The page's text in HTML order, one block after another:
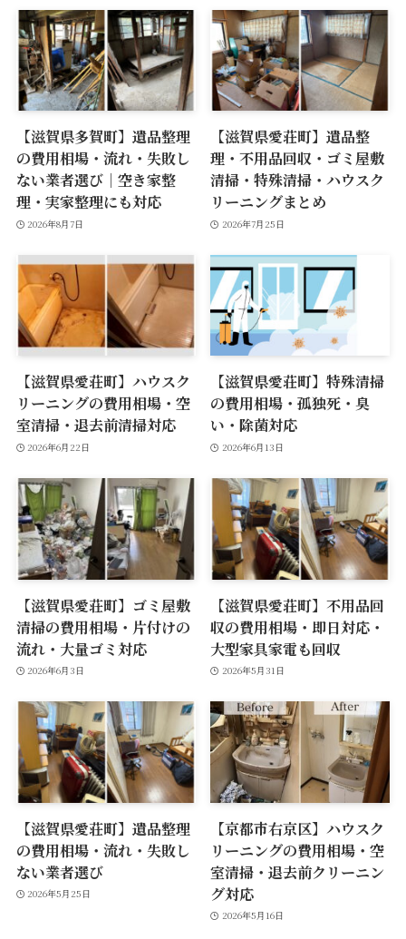
【滋賀県多賀町】遺品整理
の費用相場・流れ・失敗し
ない業者選び｜空き家整
理・実家整理にも対応
2026年8月7日
【滋賀県愛荘町】遺品整
理・不用品回収・ゴミ屋敷
清掃・特殊清掃・ハウスク
リーニングまとめ
2026年7月25日
【滋賀県愛荘町】ハウスク
リーニングの費用相場・空
室清掃・退去前清掃対応
2026年6月22日
【滋賀県愛荘町】特殊清掃
の費用相場・孤独死・臭
い・除菌対応
2026年6月13日
【滋賀県愛荘町】ゴミ屋敷
清掃の費用相場・片付けの
流れ・大量ゴミ対応
2026年6月3日
【滋賀県愛荘町】不用品回
収の費用相場・即日対応・
大型家具家電も回収
2026年5月31日
【滋賀県愛荘町】遺品整理
の費用相場・流れ・失敗し
ない業者選び
2026年5月25日
【京都市右京区】ハウスク
リーニングの費用相場・空
室清掃・退去前クリーニン
グ対応
2026年5月16日